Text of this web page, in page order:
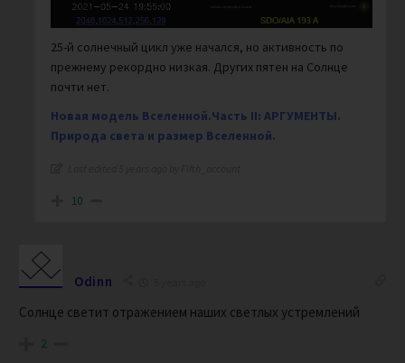
25-й солнечный цикл уже начался, но активность по
прежнему рекордно низкая. Других пятен на Солнце
почти нет.
Новая модель Вселенной.Часть II: АРГУМЕНТЫ.
Природа света и размер Вселенной.
10
Odinn
Солнце светит отражением наших светлых устремлений
2